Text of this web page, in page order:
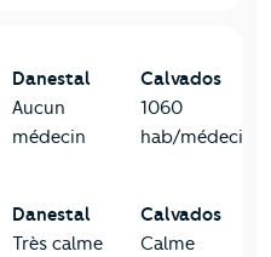
Danestal
Aucun
médecin
Calvados
1060
hab/médecin
Danestal
Très calme
Calvados
Calme